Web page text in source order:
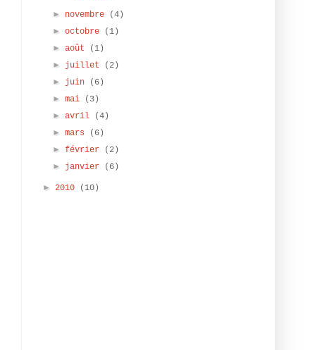
► novembre
(4)
►octobre
(1)
►août
(1)
► juillet
(2)
► juin
(6)
►mai
(3)
►avril
(4)
►mars
(6)
►février
(2)
► janvier (6)
► 2010 (10)